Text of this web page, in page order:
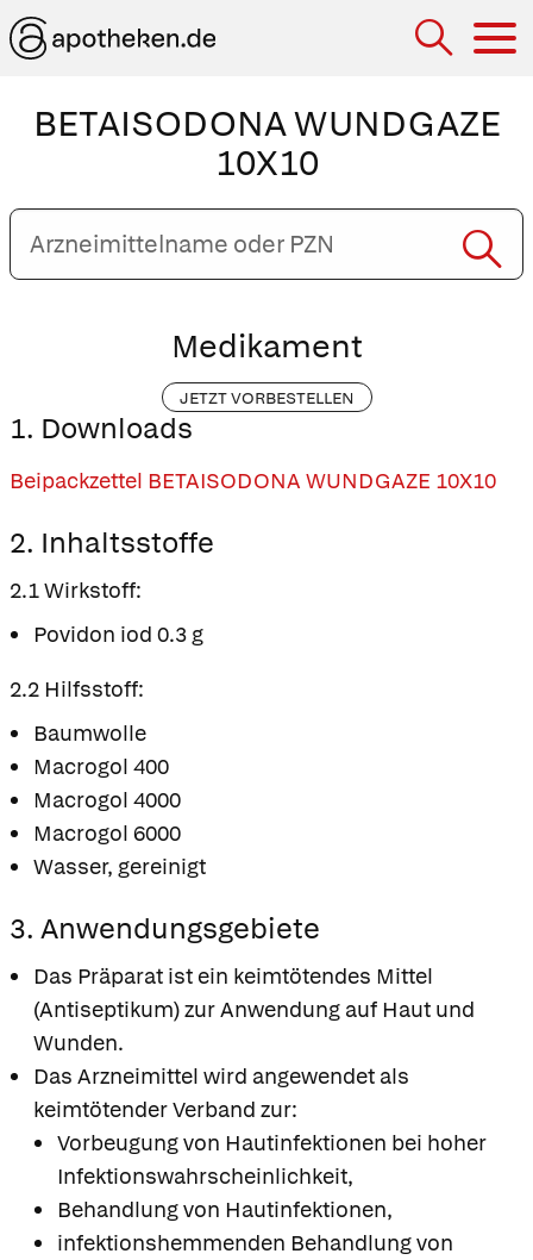
BETAISODONA WUNDGAZE
10X10
Arzneimittelname
oder
PZN
Medikament
JETZT VORBESTELLEN
1. Downloads
Beipackzettel BETAISODONA WUNDGAZE 10X10
2. Inhaltsstoffe
2.1 Wirkstoff:
Povidon iod 0.3 g
2.2 Hilfsstoff:
Baumwolle
Macrogol 400
Macrogol 4000
Macrogol 6000
Wasser, gereinigt
3. Anwendungsgebiete
Das Präparat ist ein keimtötendes Mittel
(Antiseptikum) zur Anwendung auf Haut und
Wunden.
Das Arzneimittel wird angewendet als
keimtötender Verband zur:
Vorbeugung von Hautinfektionen bei hoher
Infektionswahrscheinlichkeit,
Behandlung von Hautinfektionen,
infektionshemmenden Behandlung von